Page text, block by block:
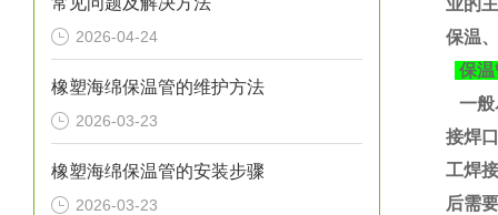
2026-04-24
橡塑海绵保温管的维护方法
2026-03-23
橡塑海绵保温管的安装步骤
2026-03-23
业的
保温
保
一般
接焊
工焊
后需